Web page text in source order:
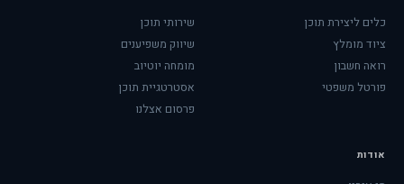
כלים ליצירת תוכן
ציוד מומלץ
רואה חשבון
פורטל משפטי
שירותי תוכן
שיווק משפיענים
מומחה יוטיוב
אסטרטגיית תוכן
פרסום אצלנו
אודות